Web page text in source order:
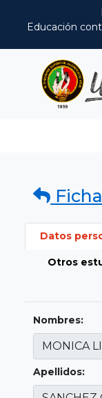
Educación
Datos
Otros
Nombres:
Apellidos: